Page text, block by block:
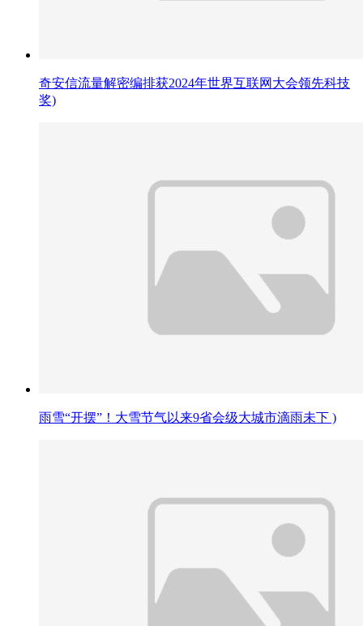
奇安信流量解密编排获2024年世界互联网大会领先科技
奖)
雨雪“开摆”！大雪节气以来9省会级大城市滴雨未下 )